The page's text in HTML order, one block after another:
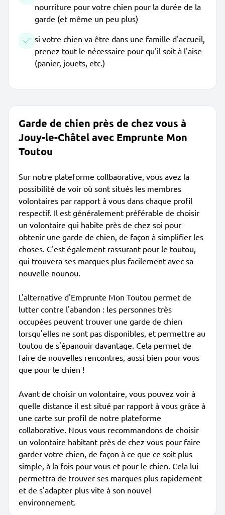
nourriture pour votre chien pour la durée de la
garde (et même un peu plus)
si votre chien va être dans une famille d'accueil,
prenez tout le nécessaire pour qu'il soit à l'aise
(panier, jouets, etc.)
Garde de chien près de chez vous à
Jouy-le-Châtel avec Emprunte Mon
Toutou
Sur notre plateforme collbaorative, vous avez la
possibilité de voir où sont situés les membres
volontaires par rapport à vous dans chaque profil
respectif. Il est généralement préférable de choisir
un volontaire qui habite près de chez soi pour
obtenir une garde de chien, de façon à simplifier les
choses. C'est également rassurant pour le toutou,
qui trouvera ses marques plus facilement avec sa
nouvelle nounou.
L'alternative d'Emprunte Mon Toutou permet de
lutter contre l'abandon : les personnes très
occupées peuvent trouver une garde de chien
lorsqu'elles ne sont pas disponibles, et permettre au
toutou de s'épanouir davantage. Cela permet de
faire de nouvelles rencontres, aussi bien pour vous
que pour le chien !
Avant de choisir un volontaire, vous pouvez voir à
quelle distance il est situé par rapport à vous grâce à
une carte sur profil de notre plateforme
collaborative. Nous vous recommandons de choisir
un volontaire habitant près de chez vous pour faire
garder votre chien, de façon à ce que ce soit plus
simple, à la fois pour vous et pour le chien. Cela lui
permettra de trouver ses marques plus rapidement
et de s'adapter plus vite à son nouvel
environnement.